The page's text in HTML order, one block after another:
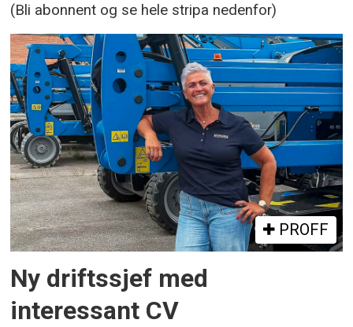
(Bli abonnent og se hele stripa nedenfor)
PROFF
Ny driftssjef med
interessant CV